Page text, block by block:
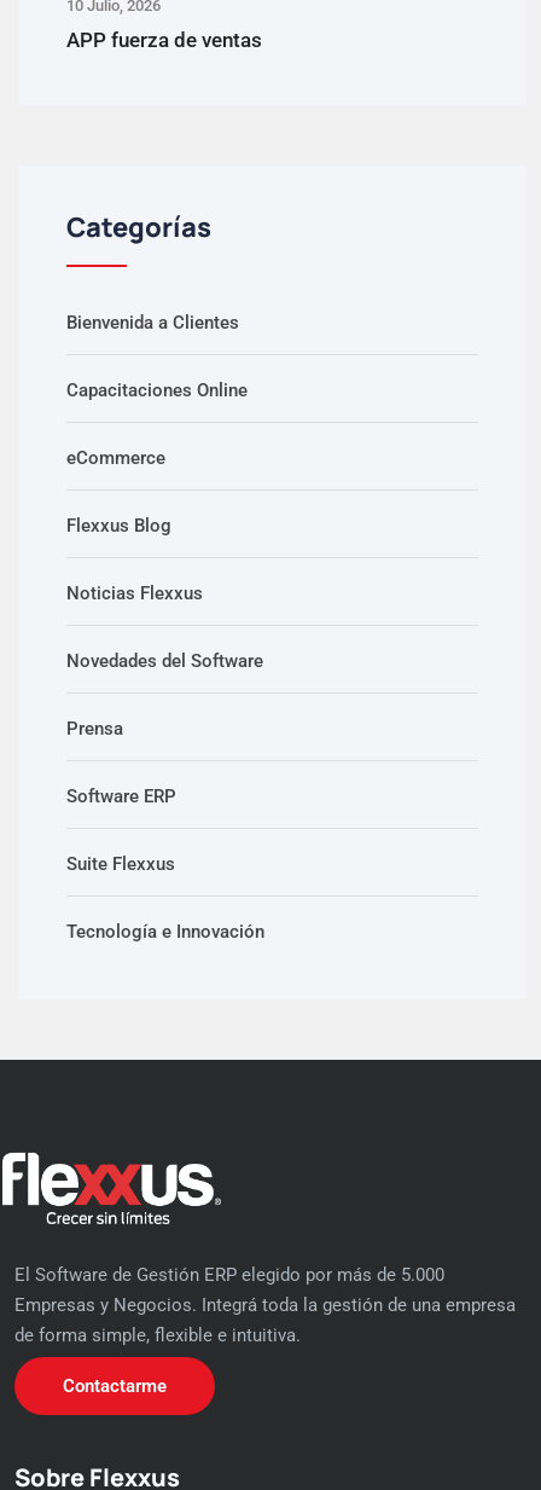
10 Julio, 2026
APP fuerza de ventas
Categorías
Bienvenida a Clientes
Capacitaciones Online
eCommerce
Flexxus Blog
Noticias Flexxus
Novedades del Software
Prensa
Software ERP
Suite Flexxus
Tecnología e Innovación
El Software de Gestión ERP elegido por más de 5.000
Empresas y Negocios. Integrá toda la gestión de una empresa
de forma simple, flexible e intuitiva.
Contactarme
Sobre Flexxus